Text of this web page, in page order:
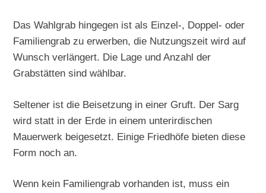
Das Wahlgrab hingegen ist als Einzel-, Doppel- oder
Familiengrab zu erwerben, die Nutzungszeit wird auf
Wunsch verlängert. Die Lage und Anzahl der
Grabstätten sind wählbar.
Seltener ist die Beisetzung in einer Gruft. Der Sarg
wird statt in der Erde in einem unterirdischen
Mauerwerk beigesetzt. Einige Friedhöfe bieten diese
Form noch an.
Wenn kein Familiengrab vorhanden ist, muss ein